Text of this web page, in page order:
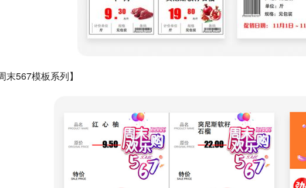
末567模板系列】